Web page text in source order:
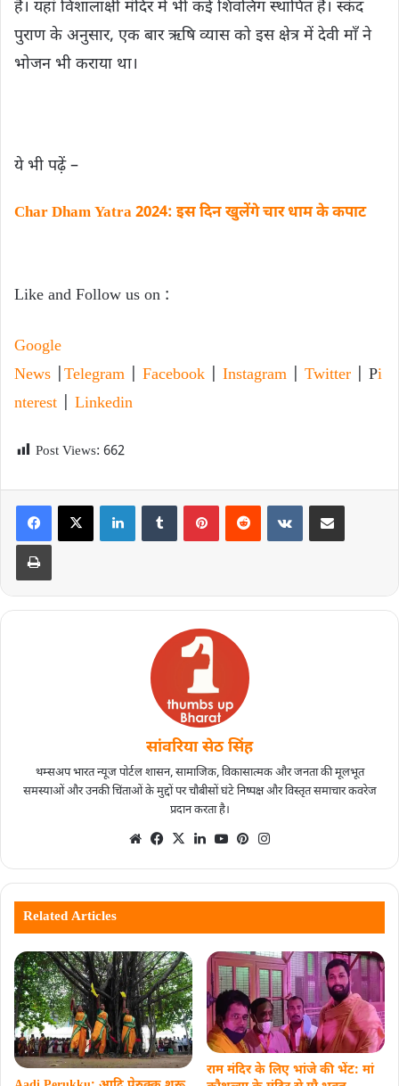
हैं। यहां विशालाक्षी मंदिर में भी कई शिवलिंग स्थापित हैं। स्कंद
पुराण के अनुसार, एक बार ऋषि व्यास को इस क्षेत्र में देवी माँ ने
भोजन भी कराया था।
ये भी पढ़ें –
Char Dham Yatra 2024: इस दिन खुलेंगे चार धाम के कपाट
Like and Follow us on :
Google
News
Telegram Facebook Instagram Twitter | Pi
nterest
Linkedin
Post Views: 662
सांवरिया सेठ सिंह
थम्सअप भारत न्यूज पोर्टल शासन, सामाजिक, विकासात्मक और जनता की मूलभूत
समस्याओं और उनकी चिंताओं के मुद्दों पर चौबीसों घंटे निष्पक्ष और विस्तृत समाचार कवरेज
प्रदान करता है।
Related Articles
राम मंदिर के लिए भांजे की भेंट: मां